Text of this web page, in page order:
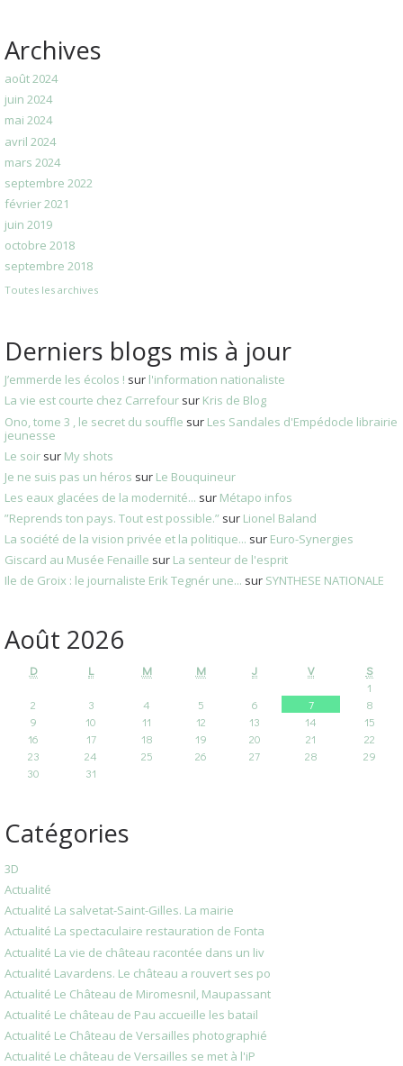
Archives
août 2024
juin 2024
mai 2024
avril 2024
mars 2024
septembre 2022
février 2021
juin 2019
octobre 2018
septembre 2018
Toutes les archives
Derniers blogs mis à jour
J’emmerde les écolos ! sur l'information nationaliste
La vie est courte chez Carrefour sur Kris de Blog
Ono, tome 3 , le secret du souffle sur Les Sandales d'Empédocle librairie
jeunesse
Le soir sur My shots
Je ne suis pas un héros sur Le Bouquineur
Les eaux glacées de la modernité... sur Métapo infos
”Reprends ton pays. Tout est possible.” sur Lionel Baland
La société de la vision privée et la politique... sur Euro-Synergies
Giscard au Musée Fenaille sur La senteur de l'esprit
Ile de Groix : le journaliste Erik Tegnér une... sur SYNTHESE NATIONALE
Août 2026
D L M M J V
S
1
2
3 4 5 6 7
8
9
10 11 12 13 14
15
16
17 18 19 20 21
22
23
24 25 26 27 28
29
30
31
Catégories
3D
Actualité
Actualité La salvetat-Saint-Gilles. La mairie
Actualité La spectaculaire restauration de Fonta
Actualité La vie de château racontée dans un liv
Actualité Lavardens. Le château a rouvert ses po
Actualité Le Château de Miromesnil, Maupassant
Actualité Le château de Pau accueille les batail
Actualité Le Château de Versailles photographié
Actualité Le château de Versailles se met à l'iP